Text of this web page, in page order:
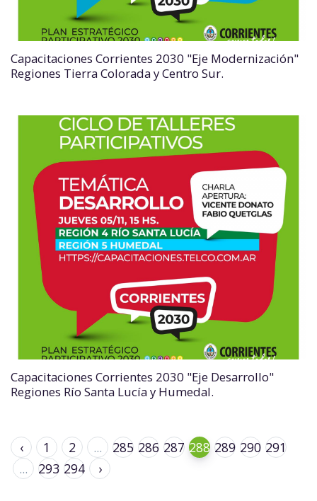
Capacitaciones Corrientes 2030 "Eje Modernización"
Regiones Tierra Colorada y Centro Sur.
Capacitaciones Corrientes 2030 "Eje Desarrollo"
Regiones Río Santa Lucía y Humedal.
‹ 1 2 ... 285 286 287 288 289 290 291
...
293 294 ›